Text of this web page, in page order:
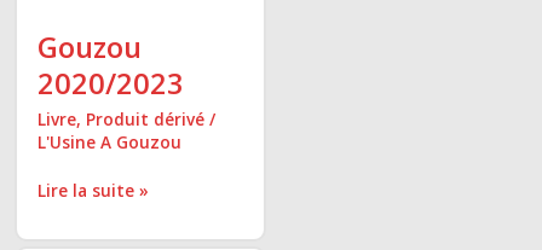
Gouzou
2020/2023
Livre, Produit dérivé /
L'Usine A Gouzou
Lire la suite »